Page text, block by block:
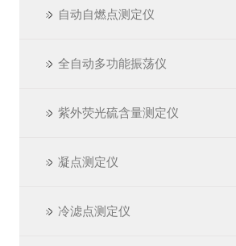
自动自燃点测定仪
全自动多功能振荡仪
紫外荧光硫含量测定仪
凝点测定仪
冷滤点测定仪